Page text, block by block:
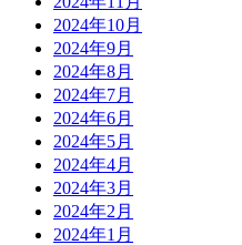
2024年10月
2024年9月
2024年8月
2024年7月
2024年6月
2024年5月
2024年4月
2024年3月
2024年2月
2024年1月